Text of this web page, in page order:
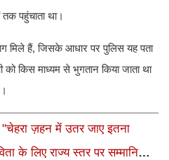
तक पहुंचाता था।
मिले हैं, जिसके आधार पर पुलिस यह पता
किस माध्यम से भुगतान किया जाता था
ज़हन में उतर जाए इतना
के लिए राज्य स्तर पर सम्मानित